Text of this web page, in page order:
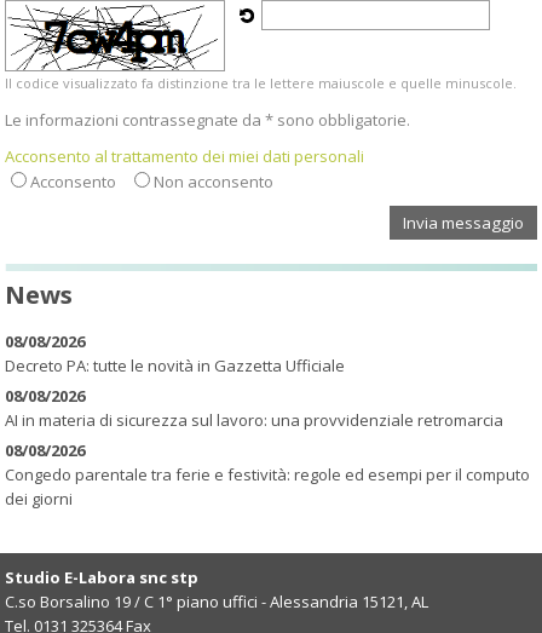
Il codice visualizzato fa distinzione tra le lettere maiuscole e quelle minuscole.
Le informazioni contrassegnate da * sono obbligatorie.
Acconsento al trattamento dei miei dati personali
Acconsento
Non acconsento
News
08/08/2026
Decreto PA: tutte le novità in Gazzetta Ufficiale
08/08/2026
AI in materia di sicurezza sul lavoro: una provvidenziale retromarcia
08/08/2026
Congedo parentale tra ferie e festività: regole ed esempi per il computo
dei giorni
Studio E-Labora snc stp
C.so Borsalino 19 / C 1° piano uffici -Alessandria 15121,AL
Tel. 0131 325364Fax